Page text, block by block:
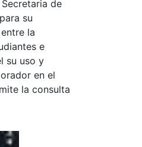
de
su
la
e
su uso y
en el
la consulta